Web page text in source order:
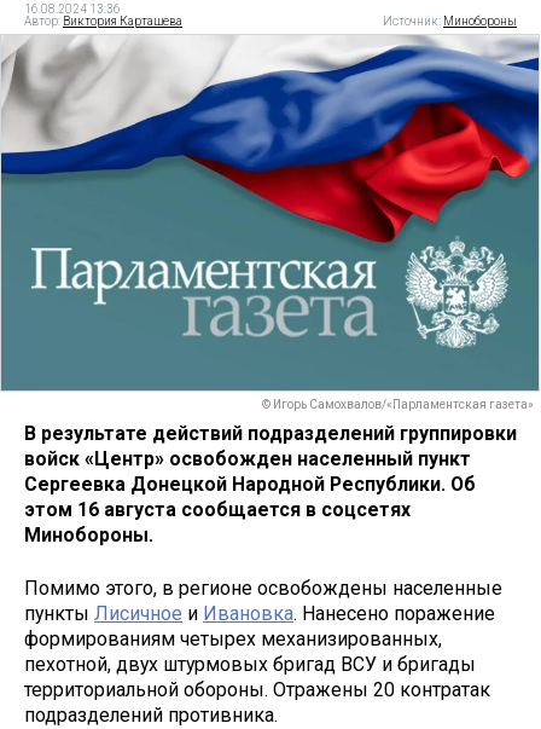
16.08.2024 13:36
Автор: Виктория Карташева Источник: Минобороны
© Игорь Самохвалов/«Парламентская газета»
В результате действий подразделений группировки
войск «Центр» освобожден населенный пункт
Сергеевка Донецкой Народной Республики. Об
этом 16 августа сообщается в соцсетях
Минобороны.
Помимо этого, в регионе освобождены населенные
пункты Лисичное и Ивановка. Нанесено поражение
формированиям четырех механизированных,
пехотной, двух штурмовых бригад ВСУ и бригады
территориальной обороны. Отражены 20 контратак
подразделений противника.